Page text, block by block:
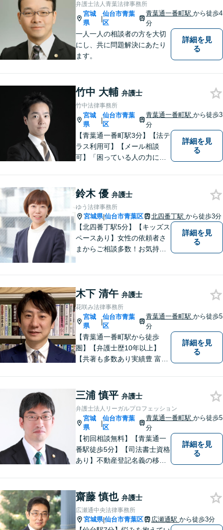
弁護士法人青葉法律事務所
宮城
県
|
仙台市青葉
区
青葉通一番町駅から徒歩4
分
一人一人の相談者の方を大切
にし、共に問題解決にあたり
ます。
詳細を見
る
竹中 大輔 弁護士
竹中法律事務所
宮城
県
|
仙台市青葉
区
青葉通一番町駅から徒歩3
分
【青葉通一番町駅3分】【法テ
ラス利用可】【メール相談
可】「困っている人の力にな
ります。 依頼者の思いに寄り
添い、丁寧な対応を心がけて
おりますので、ぜひご相談く
ださい。
詳細を見
る
鈴木 優 弁護士
ゆう法律事務所
宮城県|仙台市青葉区 北四番丁駅 から徒歩3分
【北四番丁駅5分】【キッズス
ペースあり】女性の依頼者さ
まからご相談多数！お気持ち
料請求／親権・養育費【労働
問題】マタハラなど女性特有
のトラブルに迅速に対応【初
回相談無料】
詳細を見
る
木下 清午 弁護士
花咲み法律事務所
宮城
県
|
仙台市青葉
区
青葉通一番町駅から徒歩5
分
【青葉通一番町駅から徒歩
圏】【弁護士歴10年以上】
【共著も多数あり実績豊 富】
通した深いアドバ イスが可
能。借金・債務整理に関して
も熟知。
詳細を見
る
三浦 慎平 弁護士
弁護士法人リーガルプロフェッション
宮城
県
|
仙台市青葉
区
青葉通一番町駅から徒歩5
分
【初回相談無料】【青葉通一
番駅徒歩5分】【司法書士資格
あり】不動産登記名義の移転
産分割のほか、交通事故・離
婚・借金などあらゆる法律問
題に全力を尽くします。お困
りの方はまずはご相談くださ
詳細を見
る
齋藤 慎也 弁護士
広瀬通中央法律事務所
宮城県|仙台市青葉区 広瀬通駅 から徒歩3分